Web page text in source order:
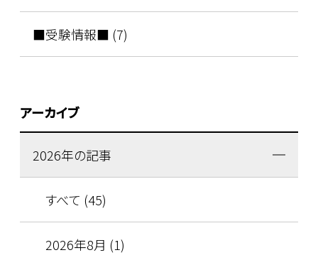
■受験情報■ (7)
アーカイブ
2026年の記事
すべて (45)
2026年8月 (1)